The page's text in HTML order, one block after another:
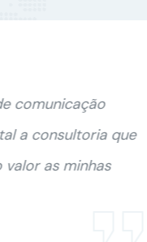
que
as minhas